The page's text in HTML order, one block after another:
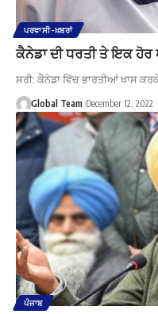
ਪਰਵਾਸੀ-ਖ਼ਬਰਾਂ
ਕੈਨੇਡਾ ਦੀ ਧਰਤੀ ਤੇ ਇਕ ਹੋਰ
ਸਰੀ: ਕੈਨੇਡਾ ਵਿੱਚ ਭਾਰਤੀਆਂ ਖਾਸ
Global Team December 12, 2022
ਪੰਜਾਬ